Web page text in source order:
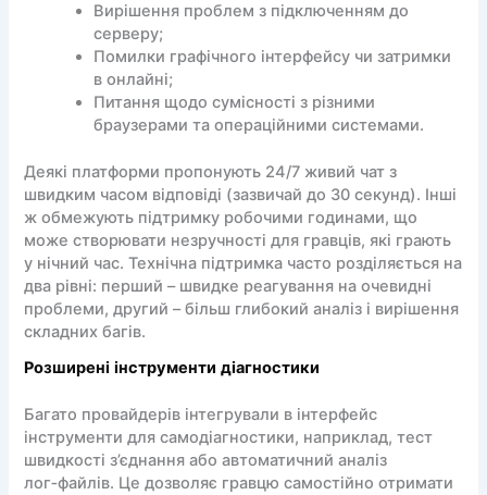
Вирішення проблем з підключенням до
серверу;
Помилки графічного інтерфейсу чи затримки
в онлайні;
Питання щодо сумісності з різними
браузерами та операційними системами.
Деякі платформи пропонують 24/7 живий чат з
швидким часом відповіді (зазвичай до 30 секунд). Інші
ж обмежують підтримку робочими годинами, що
може створювати незручності для гравців, які грають
у нічний час. Технічна підтримка часто розділяється на
два рівні: перший – швидке реагування на очевидні
проблеми, другий – більш глибокий аналіз і вирішення
складних багів.
Розширені інструменти діагностики
Багато провайдерів інтегрували в інтерфейс
інструменти для самодіагностики, наприклад, тест
швидкості з’єднання або автоматичний аналіз
лог‑файлів. Це дозволяє гравцю самостійно отримати